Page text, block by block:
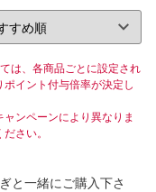
は、各商品ごとに設定され
イント付与倍率が決定し
ンペーンにより異なりま
さい。
と一緒にご購入下さ